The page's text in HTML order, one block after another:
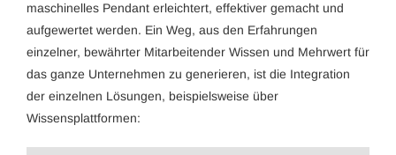
maschinelles Pendant erleichtert, effektiver gemacht und
aufgewertet werden. Ein Weg, aus den Erfahrungen
einzelner, bewährter Mitarbeitender Wissen und Mehrwert für
das ganze Unternehmen zu generieren, ist die Integration
der einzelnen Lösungen, beispielsweise über
Wissensplattformen: